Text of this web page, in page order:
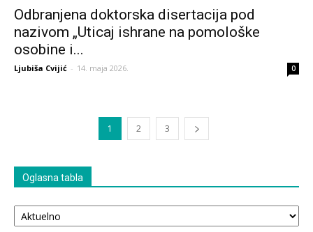
Odbranjena doktorska disertacija pod
nazivom „Uticaj ishrane na pomološke
osobine i...
Ljubiša Cvijić - 14. maja 2026. 0
1 2 3
Oglasna tabla
Oglasna
tabla